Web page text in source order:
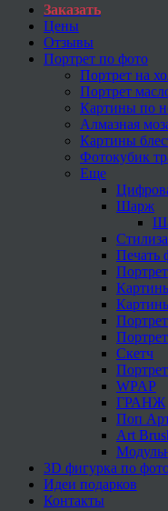
Заказать
Цены
Отзывы
Портрет по фото
Портрет на
Портрет
Картины по
Алмазная
Картины
Фотокубик
Еще
Шарж
Печать
Скетч
WPAP
ГРАНЖ
Поп
Art
3D фигурка по
Идеи подарков
Контакты